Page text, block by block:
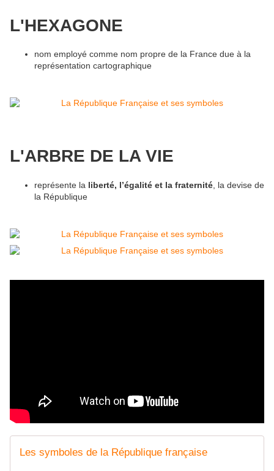
L'HEXAGONE
nom employé comme nom propre de la France due à la
représentation cartographique
L'ARBRE DE LA VIE
représente la liberté, l’égalité et la fraternité , la devise de
la République
Les symboles de la République française